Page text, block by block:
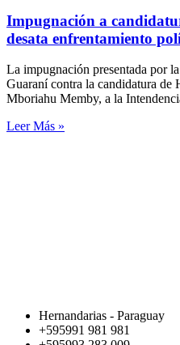
Impugnación a
desata enfrentamiento
La impugnación presentada por
Guaraní contra la candidatura
Mboriahu Memby, a la
Leer Más »
Hernandarias - Paraguay
+595991 981 981